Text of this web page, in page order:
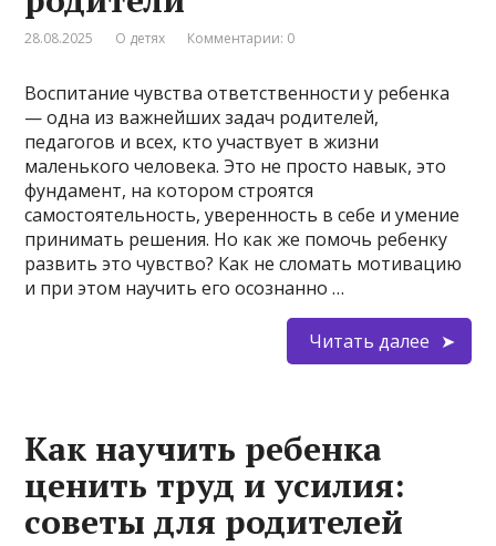
28.08.2025 О детях Комментарии: 0
Воспитание чувства ответственности у ребенка
— одна из важнейших задач родителей,
педагогов и всех, кто участвует в жизни
маленького человека. Это не просто навык, это
фундамент, на котором строятся
самостоятельность, уверенность в себе и умение
принимать решения. Но как же помочь ребенку
развить это чувство? Как не сломать мотивацию
и при этом научить его осознанно …
Читать далее
Как научить ребенка
ценить труд и усилия:
советы для родителей